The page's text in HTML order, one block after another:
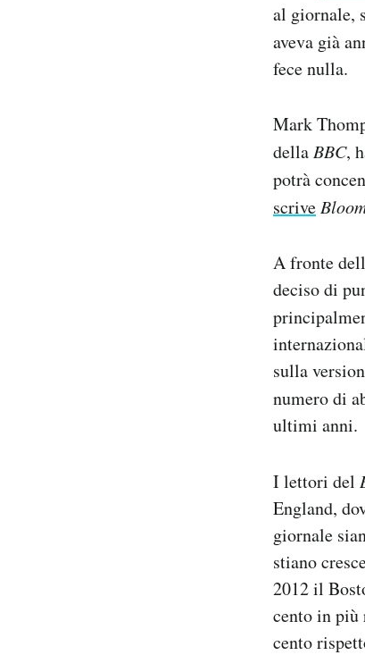
al giornale,
aveva già
fece nulla.
Mark
della BBC,
potrà
scrive
A fronte
deciso di
sulla
numero di
ultimi anni.
I lettori del
England,
giornale
stiano
2012 il
cento in più
cento